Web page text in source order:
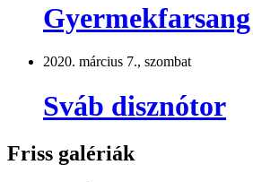
2020. március 7., szombat
Sváb disznótor
Friss galériák